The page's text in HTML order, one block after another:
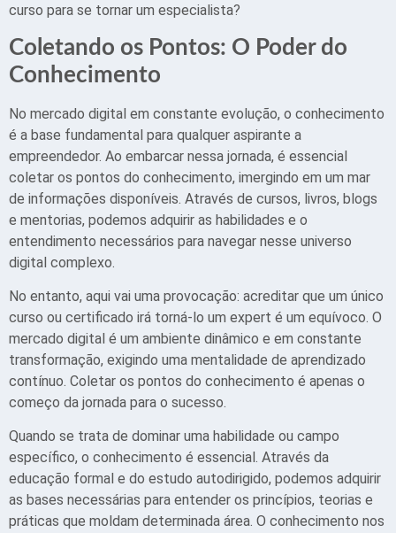
curso para se tornar um especialista?
Coletando os Pontos: O Poder do
Conhecimento
No mercado digital em constante evolução, o conhecimento
é a base fundamental para qualquer aspirante a
empreendedor. Ao embarcar nessa jornada, é essencial
coletar os pontos do conhecimento, imergindo em um mar
de informações disponíveis. Através de cursos, livros, blogs
e mentorias, podemos adquirir as habilidades e o
entendimento necessários para navegar nesse universo
digital complexo.
No entanto, aqui vai uma provocação: acreditar que um único
curso ou certificado irá torná-lo um expert é um equívoco. O
mercado digital é um ambiente dinâmico e em constante
transformação, exigindo uma mentalidade de aprendizado
contínuo. Coletar os pontos do conhecimento é apenas o
começo da jornada para o sucesso.
Quando se trata de dominar uma habilidade ou campo
específico, o conhecimento é essencial. Através da
educação formal e do estudo autodirigido, podemos adquirir
as bases necessárias para entender os princípios, teorias e
práticas que moldam determinada área. O conhecimento nos